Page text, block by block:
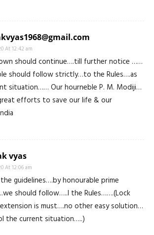
At 12:42 am
should continue….till further notice ……
should follow strictly…to the Rules….as
situation…… Our hourneble P. M. Modiji…
efforts to save our life & our
vyas
At 12:06 am
guidelines….by honourable prime
should follow…..l the Rules…….(Lock
is must….no other easy solution…
the current situation…..)